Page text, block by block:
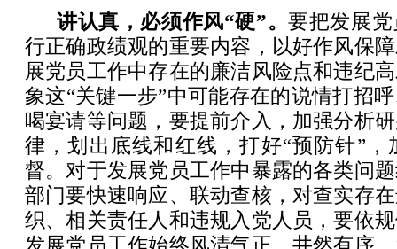
讲认真，必须作风“硬”。要把发展
行正确政绩观的重要内容，以好作风保
展党员工作中存在的廉洁风险点和违纪
象这“关键一步”中可能存在的说情打招
喝宴请等问题，要提前介入，加强分析
律，划出底线和红线，打好“预防针”
督。对于发展党员工作中暴露的各类问
部门要快速响应、联动查核，对查实存
织、相关责任人和违规入党人员，要依